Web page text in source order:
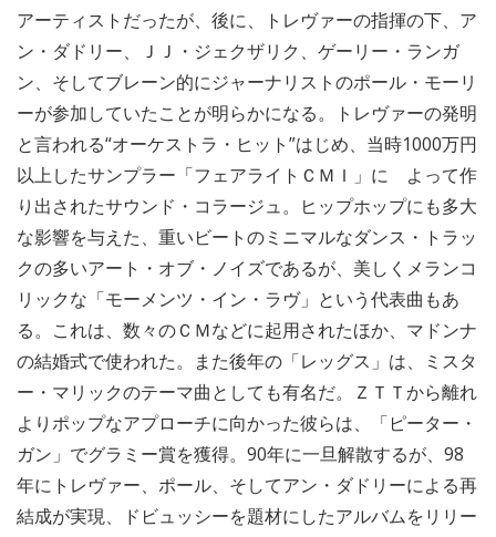
アーティストだったが、後に、トレヴァーの指揮の下、ア
ン・ダドリー、ＪＪ・ジェクザリク、ゲーリー・ランガ
ン、そしてブレーン的にジャーナリストのポール・モーリ
ーが参加していたことが明らかになる。トレヴァーの発明
と言われる“オーケストラ・ヒット”はじめ、当時1000万円
以上したサンプラー「フェアライトＣＭＩ」に よって作
り出されたサウンド・コラージュ。ヒップホップにも多大
な影響を与えた、重いビートのミニマルなダンス・トラッ
クの多いアート・オブ・ノイズであるが、美しくメランコ
リックな「モーメンツ・イン・ラヴ」という代表曲もあ
る。これは、数々のＣＭなどに起用されたほか、マドンナ
の結婚式で使われた。また後年の「レッグス」は、ミスタ
ー・マリックのテーマ曲としても有名だ。ＺＴＴから離れ
よりポップなアプローチに向かった彼らは、「ピーター・
ガン」でグラミー賞を獲得。90年に一旦解散するが、98
年にトレヴァー、ポール、そしてアン・ダドリーによる再
結成が実現、ドビュッシーを題材にしたアルバムをリリー